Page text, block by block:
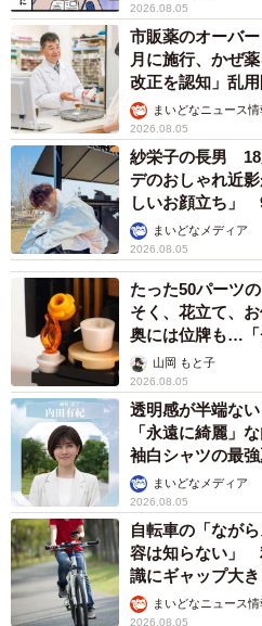
2026.08.05
市販薬のオーバ
月に施行、かぜ
改正を認知」乱
まいどなニュース
2026.08.05
紗栄子の長男 18
デのおしゃれ近
しいお顔立ち」
で学ぶまいどなメディア
2026.08.05
たった50パーツ
そく、花立て、
奥には位牌も…「
う」山岡 もと子
2026.08.05
透明感が半端な
「永遠に綺麗」
袖白シャツの最
まいどなメディア
2026.08.05
自転車の「なが
容は知らない」
識にギャップ大き
まいどなニュース
2026.08.05